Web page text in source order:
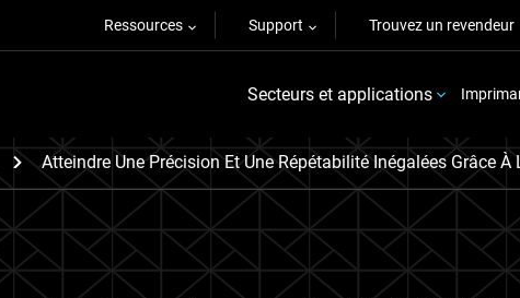
Ressources Support Trouvez un revendeur
Secteurs et applications
Atteindre Une Précision Et Une Répétabilité Inégalées Grâce